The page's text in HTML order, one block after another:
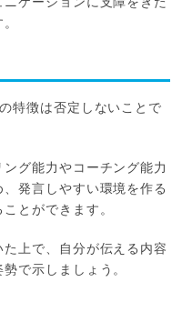
ケーションに支障をきた
特徴は否定しないことで
グ能力やコーチング能力
発言しやすい環境を作る
とができます。
上で、自分が伝える内容
で示しましょう。